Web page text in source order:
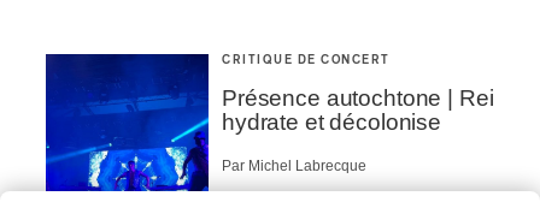
CRITIQUE DE CONCERT
Présence autochtone | Rei
hydrate et décolonise
Par Michel Labrecque